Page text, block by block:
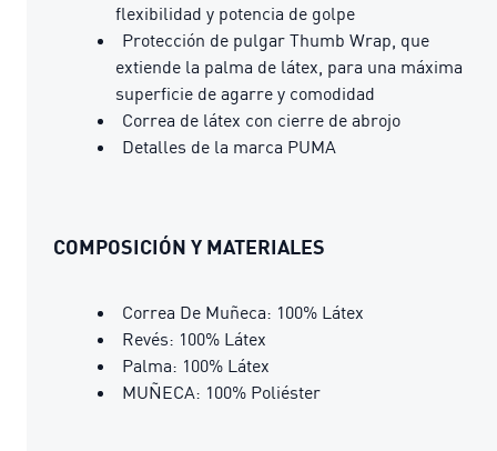
flexibilidad y potencia de golpe
Protección de pulgar Thumb Wrap, que
extiende la palma de látex, para una máxima
superficie de agarre y comodidad
Correa de látex con cierre de abrojo
Detalles de la marca PUMA
COMPOSICIÓN Y MATERIALES
Correa De Muñeca: 100% Látex
Revés: 100% Látex
Palma: 100% Látex
MUÑECA: 100% Poliéster